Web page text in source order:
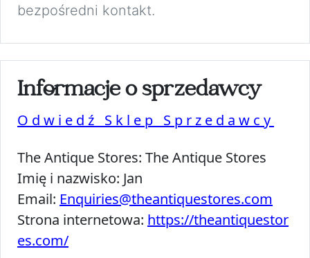
bezpośredni kontakt.
Informacje o sprzedawcy
Odwiedź Sklep Sprzedawcy
The Antique Stores: The Antique Stores
Imię i nazwisko: Jan
Email: Enquiries@theantiquestores.com
Strona internetowa: https://theantiquestor
es.com/